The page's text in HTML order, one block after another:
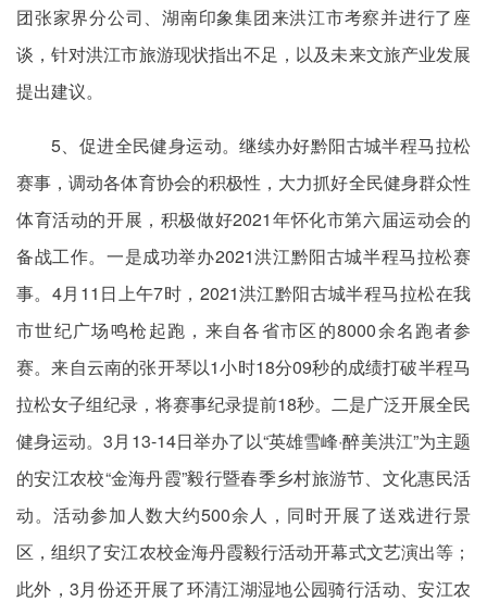
团张家界分公司、湖南印象集团来洪江市考察并进行了座
谈，针对洪江市旅游现状指出不足，以及未来文旅产业发展
提出建议。
5、促进全民健身运动。继续办好黔阳古城半程马拉松
赛事，调动各体育协会的积极性，大力抓好全民健身群众性
体育活动的开展，积极做好2021年怀化市第六届运动会的
备战工作。一是成功举办2021洪江黔阳古城半程马拉松赛
事。4月11日上午7时，2021洪江黔阳古城半程马拉松在我
市世纪广场鸣枪起跑，来自各省市区的8000余名跑者参
赛。来自云南的张开琴以1小时18分09秒的成绩打破半程马
拉松女子组纪录，将赛事纪录提前18秒。二是广泛开展全民
健身运动。3月13-14日举办了以“英雄雪峰·醉美洪江”为主题
的安江农校“金海丹霞”毅行暨春季乡村旅游节、文化惠民活
动。活动参加人数大约500余人，同时开展了送戏进行景
区，组织了安江农校金海丹霞毅行活动开幕式文艺演出等；
此外，3月份还开展了环清江湖湿地公园骑行活动、安江农